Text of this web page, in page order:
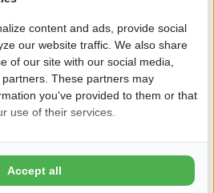
content and ads, provide social
our website traffic. We also share
of our site with our social media,
These partners may
you've provided to them or that
use of their services.
Accept all